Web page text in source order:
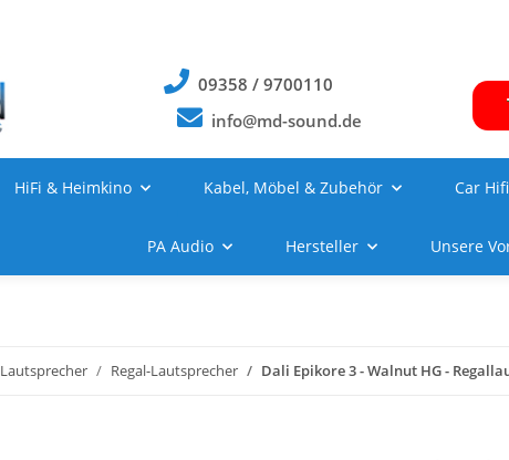
09358 / 9700110
info@md-sound.de
HiFi & Heimkino Kabel, Möbel & Zubehör Car
PA Audio Hersteller Unsere
Lautsprecher Regal-Lautsprecher Dali Epikore 3 - Walnut HG -